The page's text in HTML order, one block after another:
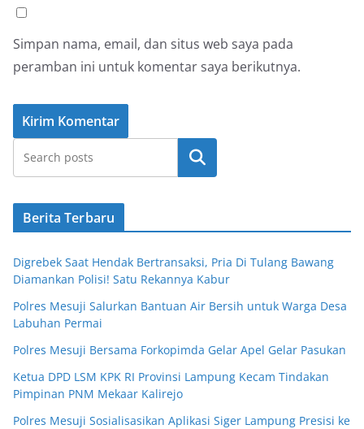
Simpan nama, email, dan situs web saya pada
peramban ini untuk komentar saya berikutnya.
Cari
Berita Terbaru
Digrebek Saat Hendak Bertransaksi, Pria Di Tulang Bawang
Diamankan Polisi! Satu Rekannya Kabur
Polres Mesuji Salurkan Bantuan Air Bersih untuk Warga Desa
Labuhan Permai
Polres Mesuji Bersama Forkopimda Gelar Apel Gelar Pasukan
Ketua DPD LSM KPK RI Provinsi Lampung Kecam Tindakan
Pimpinan PNM Mekaar Kalirejo
Polres Mesuji Sosialisasikan Aplikasi Siger Lampung Presisi ke